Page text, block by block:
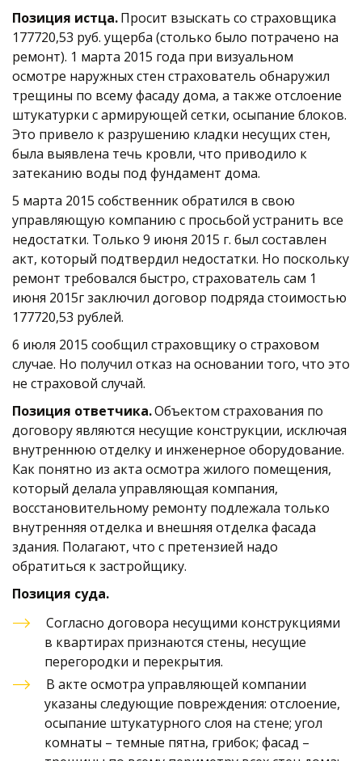
Позиция истца. Просит взыскать со страховщика
177720,53 руб. ущерба (столько было потрачено на
ремонт). 1 марта 2015 года при визуальном
осмотре наружных стен страхователь обнаружил
трещины по всему фасаду дома, а также отслоение
штукатурки с армирующей сетки, осыпание блоков.
Это привело к разрушению кладки несущих стен,
была выявлена течь кровли, что приводило к
затеканию воды под фундамент дома.
5 марта 2015 собственник обратился в свою
управляющую компанию с просьбой устранить все
недостатки. Только 9 июня 2015 г. был составлен
акт, который подтвердил недостатки. Но поскольку
ремонт требовался быстро, страхователь сам 1
июня 2015г заключил договор подряда стоимостью
177720,53 рублей.
6 июля 2015 сообщил страховщику о страховом
случае. Но получил отказ на основании того, что это
не страховой случай.
Позиция ответчика. Объектом страхования по
договору являются несущие конструкции, исключая
внутреннюю отделку и инженерное оборудование.
Как понятно из акта осмотра жилого помещения,
который делала управляющая компания,
восстановительному ремонту подлежала только
внутренняя отделка и внешняя отделка фасада
здания. Полагают, что с претензией надо
обратиться к застройщику.
Позиция суда.
Согласно договора несущими конструкциями
в квартирах признаются стены, несущие
перегородки и перекрытия.
В акте осмотра управляющей компании
указаны следующие повреждения: отслоение,
осыпание штукатурного слоя на стене; угол
комнаты – темные пятна, грибок; фасад –